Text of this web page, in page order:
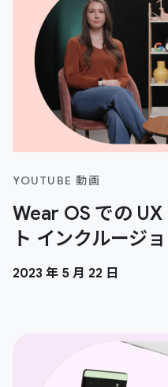
YOUTUBE 動画
Wear OS での
ト インクルージ
2023 年 5 月 22 日